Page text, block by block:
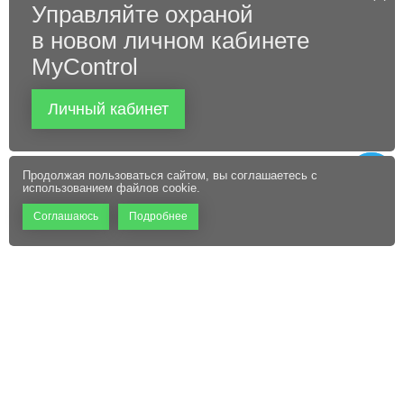
Управляйте охраной
в новом личном кабинете
MyControl
Личный кабинет
Продолжая пользоваться сайтом, вы соглашаетесь с
использованием файлов cookie.
Соглашаюсь Подробнее